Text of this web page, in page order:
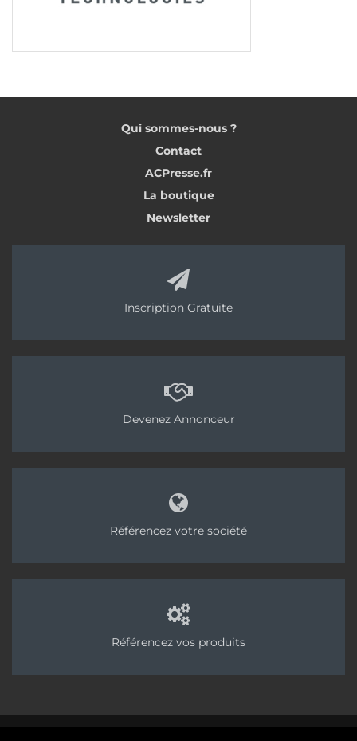
Qui sommes-nous ?
Contact
ACPresse.fr
La boutique
Newsletter
Inscription Gratuite
Devenez Annonceur
Référencez votre société
Référencez vos produits